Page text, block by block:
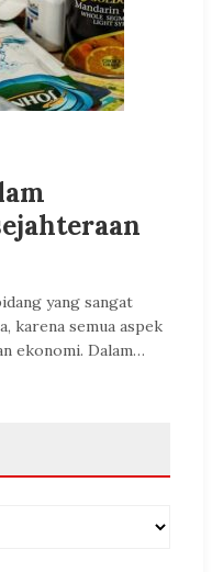
yang sangat
karena semua aspek
ekonomi. Dalam…